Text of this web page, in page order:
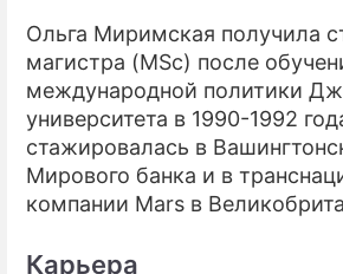
Ольга Миримская получила
магистра (MSc) после
международной политики
университета в 1990-1992
стажировалась в
Мирового банка и в
компании Mars в
Карьера